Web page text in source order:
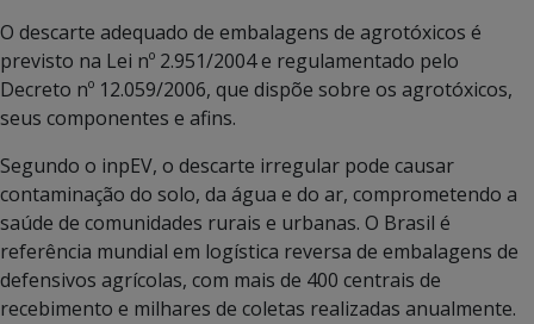
O descarte adequado de embalagens de agrotóxicos é
previsto na Lei nº 2.951/2004 e regulamentado pelo
Decreto nº 12.059/2006, que dispõe sobre os agrotóxicos,
seus componentes e afins.
Segundo o inpEV, o descarte irregular pode causar
contaminação do solo, da água e do ar, comprometendo a
saúde de comunidades rurais e urbanas. O Brasil é
referência mundial em logística reversa de embalagens de
defensivos agrícolas, com mais de 400 centrais de
recebimento e milhares de coletas realizadas anualmente.